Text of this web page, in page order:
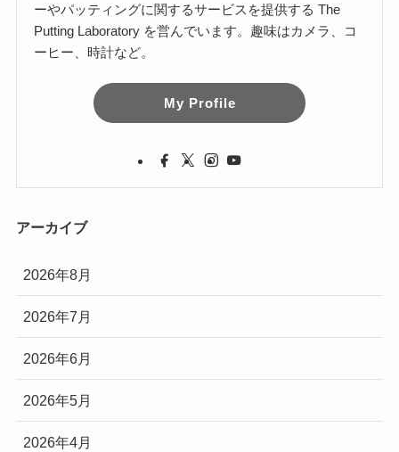
ーやパッティングに関するサービスを提供する The
Putting Laboratory を営んでいます。趣味はカメラ、コ
ーヒー、時計など。
My Profile
アーカイブ
2026年8月
2026年7月
2026年6月
2026年5月
2026年4月